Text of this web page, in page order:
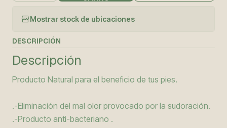
Mostrar stock de ubicaciones
DESCRIPCIÓN
Descripción
Producto Natural para el beneficio de tus pies.
.-Eliminación del mal olor provocado por la sudoración.
.-Producto anti-bacteriano .